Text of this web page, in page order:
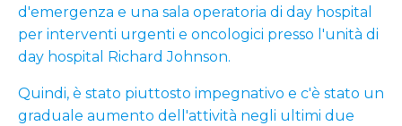
d'emergenza e una sala operatoria di day hospital
per interventi urgenti e oncologici presso l'unità di
day hospital Richard Johnson.
Quindi, è stato piuttosto impegnativo e c'è stato un
graduale aumento dell'attività negli ultimi due